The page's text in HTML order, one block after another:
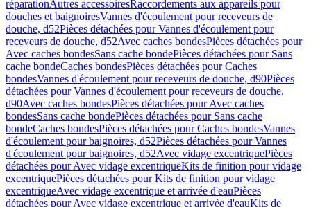
réparationAutres accessoiresRaccordements aux appareils pour
douches et baignoiresVannes d'écoulement pour receveurs de
douche, d52Pièces détachées pour Vannes d'écoulement pour
receveurs de douche, d52Avec caches bondesPièces détachées pour
Avec caches bondesSans cache bondePièces détachées pour Sans
cache bondeCaches bondesPièces détachées pour Caches
bondesVannes d'écoulement pour receveurs de douche, d90Pièces
détachées pour Vannes d'écoulement pour receveurs de douche,
d90Avec caches bondesPièces détachées pour Avec caches
bondesSans cache bondePièces détachées pour Sans cache
bondeCaches bondesPièces détachées pour Caches bondesVannes
d'écoulement pour baignoires, d52Pièces détachées pour Vannes
d'écoulement pour baignoires, d52Avec vidage excentriquePièces
détachées pour Avec vidage excentriqueKits de finition pour vidage
excentriquePièces détachées pour Kits de finition pour vidage
excentriqueAvec vidage excentrique et arrivée d'eauPièces
détachées pour Avec vidage excentrique et arrivée d'eauKits de